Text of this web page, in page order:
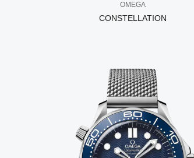
OMEGA
CONSTELLATION